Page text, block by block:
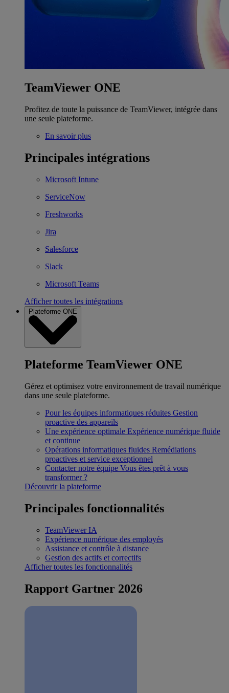
TeamViewer ONE
Profitez de toute la puissance de TeamViewer, intégrée dans
une seule plateforme.
En savoir plus
Principales intégrations
Microsoft Intune
ServiceNow
Freshworks
Jira
Salesforce
Slack
Microsoft Teams
Afficher toutes les intégrations
Plateforme ONE
Plateforme TeamViewer ONE
Gérez et optimisez votre environnement de travail numérique
dans une seule plateforme.
Pour les équipes informatiques réduites Gestion
proactive des appareils
Une expérience optimale Expérience numérique fluide
et continue
Opérations informatiques fluides Remédiations
proactives et service exceptionnel
Contacter notre équipe Vous êtes prêt à vous
transformer ?
Découvrir la plateforme
Principales fonctionnalités
TeamViewer IA
Expérience numérique des employés
Assistance et contrôle à distance
Gestion des actifs et correctifs
Afficher toutes les fonctionnalités
Rapport Gartner 2026